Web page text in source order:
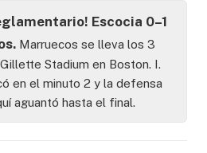
Escocia 0–1
Marruecos se lleva los 3
Stadium en Boston. I.
en el minuto 2 y la defensa
aguantó hasta el final.